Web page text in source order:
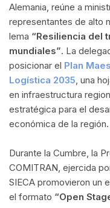
Alemania, reúne a
representantes de alto
lema “Resiliencia del
mundiales”. La
posicionar el Plan
Logística 2035 , una
en infraestructura
estratégica para el
económica de la región.
Durante la Cumbre, la
COMITRAN, ejercida
SIECA promovieron un
el formato “Open